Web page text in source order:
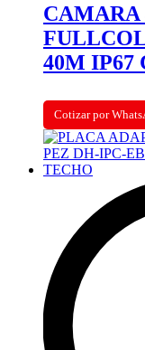
CAMARA
40M IP67
Cotizar por